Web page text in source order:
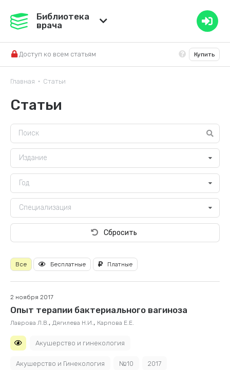
Медвестник
Справочник ЛС
Библиотека
врача
Доступ ко всем статьям Купить
Главная • Статьи
Статьи
Издание
Год
Специализация
Сбросить
Все Бесплатные Платные
2 ноября 2017
Опыт терапии бактериального вагиноза
Лаврова Л.В., Дягилева Н.И., Карпова Е.Е.
Акушерство и гинекология
Акушерство и Гинекология №10 2017